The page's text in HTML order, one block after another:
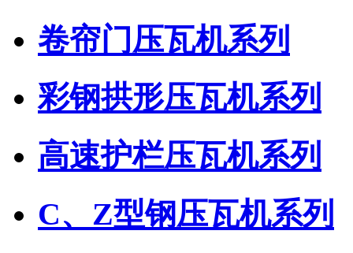
卷帘门压瓦机系列
彩钢拱形压瓦机系列
高速护栏压瓦机系列
C、Z型钢压瓦机系列